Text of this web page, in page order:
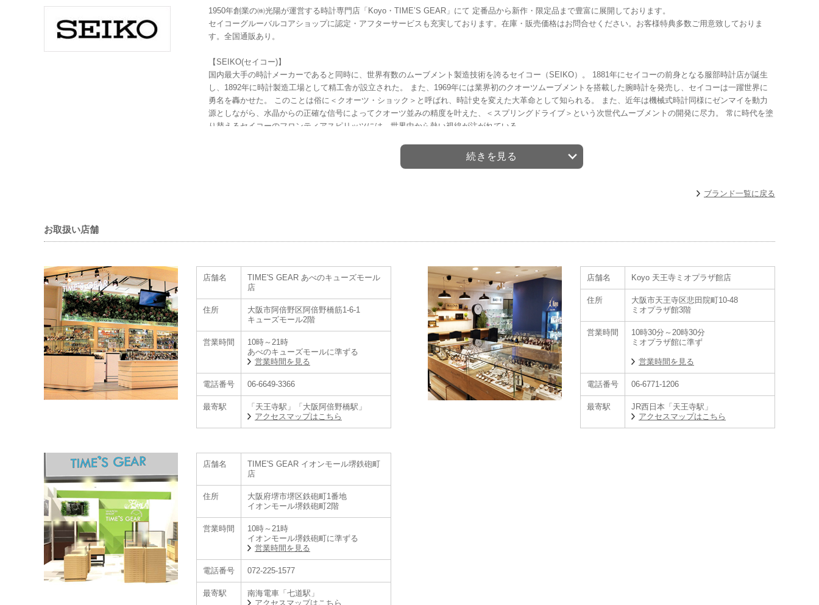
1950年創業の㈱光陽が運営する時計専門店「Koyo・TIME’S GEAR」にて 定番品から新作・限定品まで豊富に展開しております。
セイコーグルーバルコアショップに認定・アフターサービスも充実しております。在庫・販売価格はお問合せください。お客様特典多数ご用意致しておりま
す。全国通販あり。
【SEIKO(セイコー)】
国内最大手の時計メーカーであると同時に、世界有数のムーブメント製造技術を誇るセイコー（SEIKO）。 1881年にセイコーの前身となる服部時計店が誕生
し、1892年に時計製造工場として精工舎が設立された。 また、1969年には業界初のクオーツムーブメントを搭載した腕時計を発売し、セイコーは一躍世界に
勇名を轟かせた。 このことは俗に＜クオーツ・ショック＞と呼ばれ、時計史を変えた大革命として知られる。 また、近年は機械式時計同様にゼンマイを動力
源としながら、水晶からの正確な信号によってクオーツ並みの精度を叶えた、＜スプリングドライブ＞という次世代ムーブメントの開発に尽力。 常に時代を塗
り替えるセイコーのフロンティアスピリッツには、世界中から熱い視線が注がれている。
セイコーがグローバルに展開する主力コレクションを豊富に取り揃えた店舗です。
セイコーグローバルブランド コアショップでのみ購入いただくことのできる製品もあり、より充実した品揃えと豊富な製品知識をもつ店舗です。
続きを見る
ブランド一覧に戻る
お取扱い店舗
店舗名
TIME'S GEAR あべのキューズモール
店
住所
大阪市阿倍野区阿倍野橋筋1-6-1
キューズモール2階
営業時間
10時～21時
あべのキューズモールに準ずる
営業時間を見る
電話番号 06-6649-3366
最寄駅
「天王寺駅」「大阪阿倍野橋駅」
アクセスマップはこちら
店舗名 Koyo 天王寺ミオプラザ館店
住所
大阪市天王寺区悲田院町10-48
ミオプラザ館3階
営業時間
10時30分～20時30分
ミオプラザ館に準ず
営業時間を見る
電話番号 06-6771-1206
最寄駅
JR西日本「天王寺駅」
アクセスマップはこちら
店舗名
TIME'S GEAR イオンモール堺鉄砲町
店
住所
大阪府堺市堺区鉄砲町1番地
イオンモール堺鉄砲町2階
営業時間
10時～21時
イオンモール堺鉄砲町に準ずる
営業時間を見る
電話番号 072-225-1577
最寄駅
南海電車「七道駅」
アクセスマップはこちら